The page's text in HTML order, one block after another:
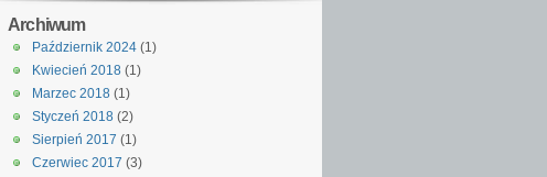
Archiwum
Październik 2024 (1)
Kwiecień 2018 (1)
Marzec 2018 (1)
Styczeń 2018 (2)
Sierpień 2017 (1)
Czerwiec 2017 (3)